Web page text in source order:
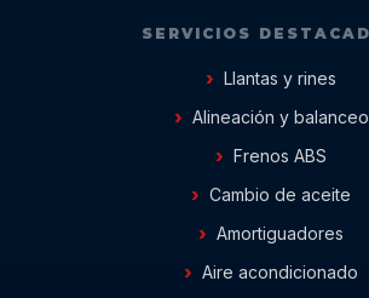
SERVICIOS
Llantas y rines
Alineación y balanceo
Frenos ABS
Cambio de aceite
Amortiguadores
Aire acondicionado